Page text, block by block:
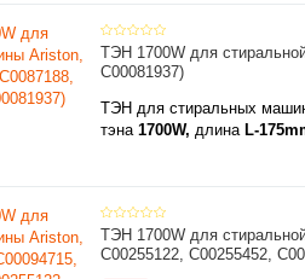
ТЭН 1700W для
C00081937)
ТЭН для стиральных
тэна 1700W, длинаL-
ТЭН 1700W для
C00255122, C00255452,